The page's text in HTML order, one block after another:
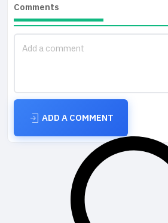
Comments
ADD A COMMENT